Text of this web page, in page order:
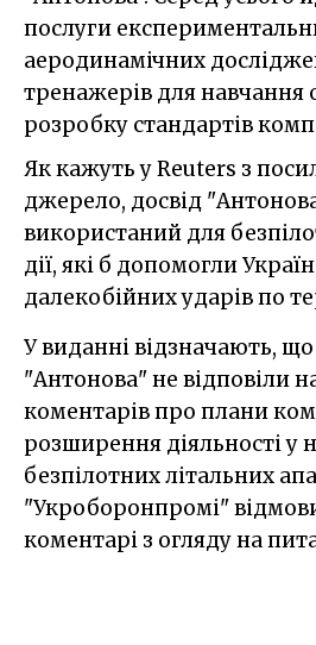
послуги
аеродинамічних
тренажерів для навчання
розробку стандартів
Як кажуть у Reuters з
джерело, досвід
використаний для
дії, які б допомогли
далекобійних ударів по
У виданні відзначають,
"Антонова" не відповіли
коментарів про плани
розширення діяльності у
безпілотних літальних
"Укроборонпромі"
коментарі з огляду на